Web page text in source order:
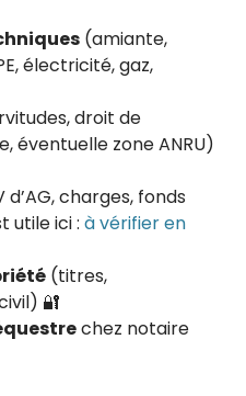
(amiante,
électricité, gaz,
droit de
éventuelle zone ANRU)
d’AG, charges, fonds
utile ici : à vérifier en
(titres,
🔐
chez notaire